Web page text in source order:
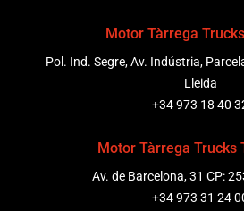
Motor Tàrrega
Pol. Ind. Segre, Av. Indústria,
Lleida
+34 973 18 40
Motor Tàrrega Trucks
Av. de Barcelona, 31 CP:
+34 973 31 24